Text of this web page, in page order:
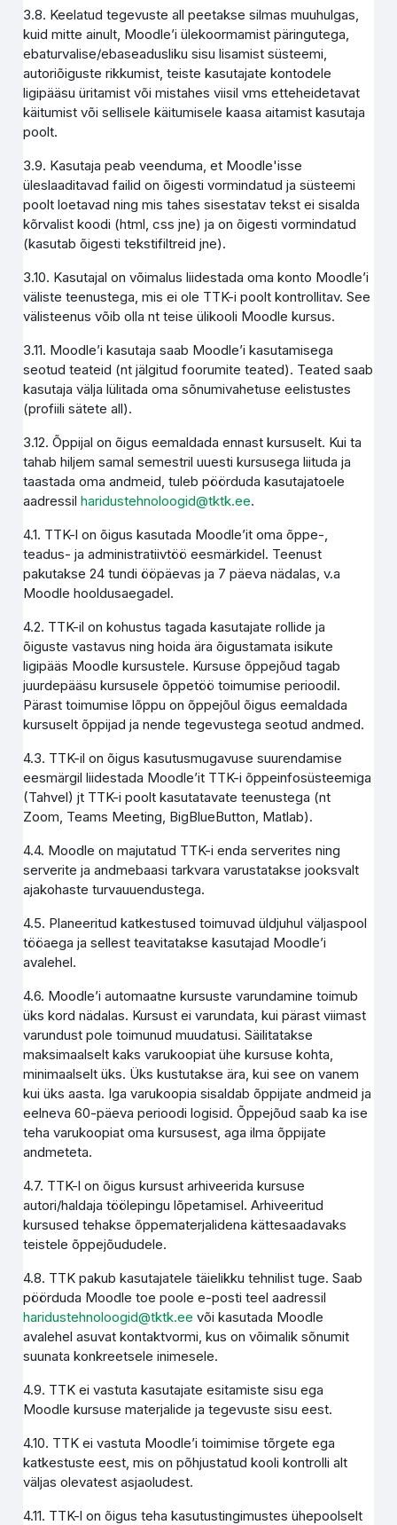
3.8. Keelatud tegevuste all peetakse silmas muuhulgas,
kuid mitte ainult, Moodle’i ülekoormamist päringutega,
ebaturvalise/ebaseadusliku sisu lisamist süsteemi,
autoriõiguste rikkumist, teiste kasutajate kontodele
ligipääsu üritamist või mistahes viisil vms etteheidetavat
käitumist või sellisele käitumisele kaasa aitamist kasutaja
poolt.
3.9. Kasutaja peab veenduma, et Moodle'isse
üleslaaditavad failid on õigesti vormindatud ja süsteemi
poolt loetavad ning mis tahes sisestatav tekst ei sisalda
kõrvalist koodi (html, css jne) ja on õigesti vormindatud
(kasutab õigesti tekstifiltreid jne).
3.10. Kasutajal on võimalus liidestada oma konto Moodle’i
väliste teenustega, mis ei ole TTK-i poolt kontrollitav. See
välisteenus võib olla nt teise ülikooli Moodle kursus.
3.11. Moodle’i kasutaja saab Moodle’i kasutamisega
seotud teateid (nt jälgitud foorumite teated). Teated saab
kasutaja välja lülitada oma sõnumivahetuse eelistustes
(profiili sätete all).
3.12. Õppijal on õigus eemaldada ennast kursuselt. Kui ta
tahab hiljem samal semestril uuesti kursusega liituda ja
taastada oma andmeid, tuleb pöörduda kasutajatoele
aadressilharidustehnoloogid@tktk.ee.
4.1. TTK-l on õigus kasutada Moodle’it oma õppe-,
teadus- ja administratiivtöö eesmärkidel. Teenust
pakutakse 24 tundi ööpäevas ja 7 päeva nädalas, v.a
Moodle hooldusaegadel.
4.2. TTK-il on kohustus tagada kasutajate rollide ja
õiguste vastavus ning hoida ära õigustamata isikute
ligipääs Moodle kursustele. Kursuse õppejõud tagab
juurdepääsu kursusele õppetöö toimumise perioodil.
Pärast toimumise lõppu on õppejõul õigus eemaldada
kursuselt õppijad ja nende tegevustega seotud andmed.
4.3. TTK-il on õigus kasutusmugavuse suurendamise
eesmärgil liidestada Moodle’it TTK-i õppeinfosüsteemiga
(Tahvel) jt TTK-i poolt kasutatavate teenustega (nt
Zoom, Teams Meeting, BigBlueButton, Matlab).
4.4. Moodle on majutatud TTK-i enda serverites ning
serverite ja andmebaasi tarkvara varustatakse jooksvalt
ajakohaste turvauuendustega.
4.5. Planeeritud katkestused toimuvad üldjuhul väljaspool
tööaega ja sellest teavitatakse kasutajad Moodle’i
avalehel.
4.6. Moodle’i automaatne kursuste varundamine toimub
üks kord nädalas. Kursust ei varundata, kui pärast viimast
varundust pole toimunud muudatusi. Säilitatakse
maksimaalselt kaks varukoopiat ühe kursuse kohta,
minimaalselt üks. Üks kustutakse ära, kui see on vanem
kui üks aasta. Iga varukoopia sisaldab õppijate andmeid ja
eelneva 60-päeva perioodi logisid. Õppejõud saab ka ise
teha varukoopiat oma kursusest, aga ilma õppijate
andmeteta.
4.7. TTK-l on õigus kursust arhiveerida kursuse
autori/haldaja töölepingu lõpetamisel. Arhiveeritud
kursused tehakse õppematerjalidena kättesaadavaks
teistele õppejõududele.
4.8. TTK pakub kasutajatele täielikku tehnilist tuge. Saab
pöörduda Moodle toe poole e-posti teel aadressil
haridustehnoloogid@tktk.ee või kasutada Moodle
avalehel asuvat kontaktvormi, kus on võimalik sõnumit
suunata konkreetsele inimesele.
4.9. TTK ei vastuta kasutajate esitamiste sisu ega
Moodle kursuse materjalide ja tegevuste sisu eest.
4.10. TTK ei vastuta Moodle’i toimimise tõrgete ega
katkestuste eest, mis on põhjustatud kooli kontrolli alt
väljas olevatest asjaoludest.
4.11. TTK-l on õigus teha kasutustingimustes ühepoolselt